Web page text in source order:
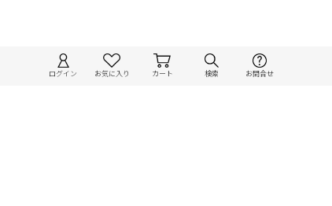
ログイン お気に入り カート 検索 お問合せ